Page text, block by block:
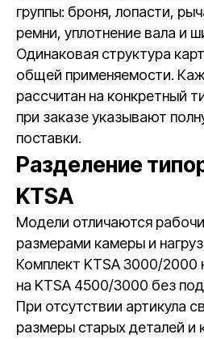
группы: броня, лопасти,
ремни, уплотнение вала и
Одинаковая структура
общей применяемости.
рассчитан на конкретный
при заказе указывают
поставки.
Разделение
KTSA
Модели отличаются
размерами камеры и
Комплект KTSA 3000/2000
на KTSA 4500/3000 без
При отсутствии артикула
размеры старых деталей и